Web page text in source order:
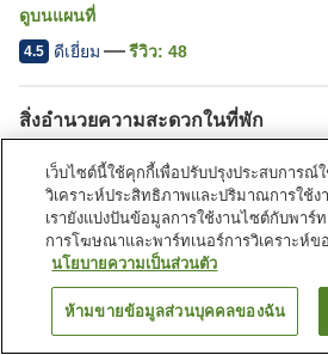
ดูบนแผนที่
4.5 ดีเยี่ยม รีวิว: 48
สิ่งอำนวยความสะดวกในที่พัก
ตู้จำหน่ายอัตโนมัติ
ห้องจั
หน้าแรก ญี่ปุ่น เอฮิเมะ นครอิมาบาริ
ค้นหาห้องพัก
เว็บไซต์นี้ใช้คุกกี้เพื่อปรับปรุงประสบการณ์
วิเคราะห์ประสิทธิภาพและปริมาณการใช้ง
เรายังแบ่งปันข้อมูลการใช้งานไซต์กับพาร์
การโฆษณาและพาร์ทเนอร์การวิเคราะห์ข
นโยบายความเป็นส่วนตัว
ห้ามขายข้อมูลส่วนบุคคลของฉัน